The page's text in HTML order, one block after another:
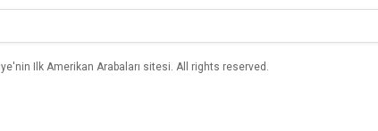
Ilk Amerikan Arabaları sitesi. All rights reserved.